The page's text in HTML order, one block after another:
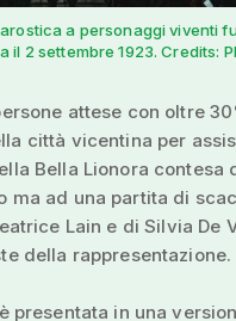
a personaggi viventi
il 2 settembre 1923. Credits:
attese con oltre
città vicentina per
Bella Lionora contesa
ma ad una partita di
Lain e di Silvia De
della rappresentazione.
presentata in una